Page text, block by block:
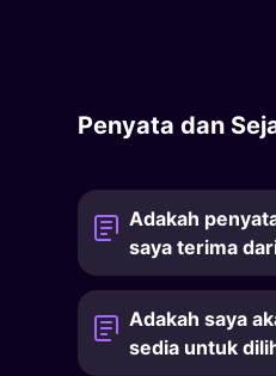
Penyata dan
Adakah
saya terima
Adakah saya
sedia untuk